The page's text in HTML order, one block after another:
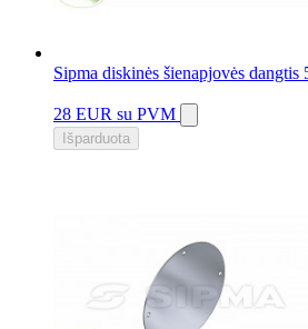
Sipma diskinės šienapjovės dangtis
28 EUR su PVM
Išparduota